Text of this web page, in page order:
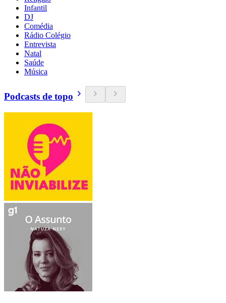
Infantil
DJ
Comédia
Rádio Colégio
Entrevista
Natal
Saúde
Música
Podcasts de topo